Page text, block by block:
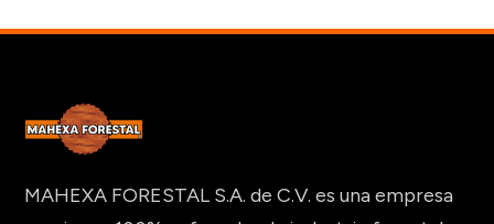
MAHEXA FORESTAL S.A. de C.V. es una empresa